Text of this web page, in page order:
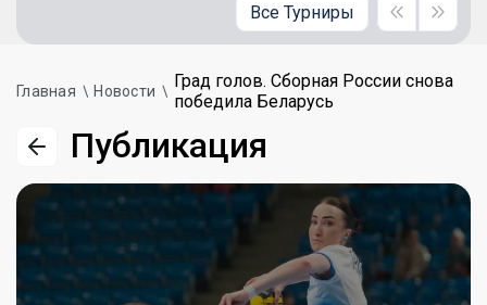
Все Турниры
Главная Новости
Град голов. Сборная России снова
победила Беларусь
Публикация